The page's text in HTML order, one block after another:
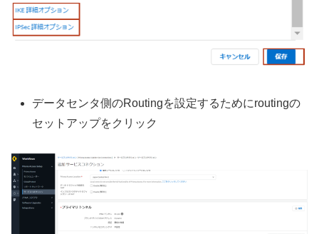
データセンタ側のRoutingを設定するためにroutingの
セットアップをクリック